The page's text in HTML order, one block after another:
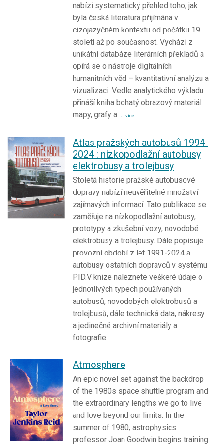
nabízí systematický přehled toho, jak
byla česká literatura přijímána v
cizojazyčném kontextu od počátku 19.
století až po současnost. Vychází z
unikátní databáze literárních překladů a
opírá se o nástroje digitálních
humanitních věd – kvantitativní analýzu a
vizualizaci. Vedle analytického výkladu
přináší kniha bohatý obrazový materiál:
mapy, grafy a ... více
Atlas pražských autobusů 1994-
2024 : nízkopodlažní autobusy,
elektrobusy a trolejbusy
Stoletá historie pražské autobusové
dopravy nabízí neuvěřitelné množství
zajímavých informací. Tato publikace se
zaměřuje na nízkopodlažní autobusy,
prototypy a zkušební vozy, novodobé
elektrobusy a trolejbusy. Dále popisuje
provozní období z let 1991-2024 a
autobusy ostatních dopravců v systému
PID.V knize naleznete veškeré údaje o
jednotlivých typech používaných
autobusů, novodobých elektrobusů a
trolejbusů, dále technická data, nákresy
a jedinečné archivní materiály a
fotografie.
Atmosphere
An epic novel set against the backdrop
of the 1980s space shuttle program and
the extraordinary lengths we go to live
and love beyond our limits. In the
summer of 1980, astrophysics
professor Joan Goodwin begins training